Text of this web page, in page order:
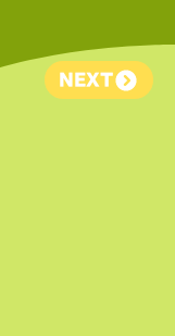
NEXT